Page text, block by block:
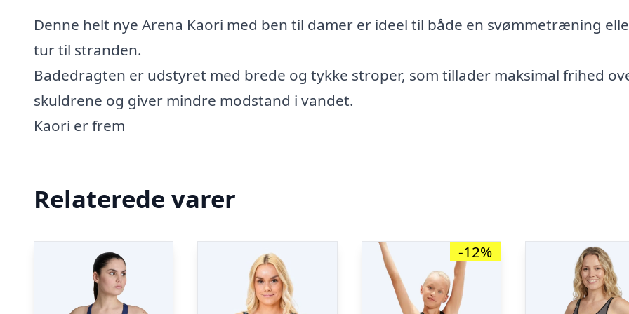
Denne helt nye Arena Kaori med ben til damer er ideel til både en svømmetræning
tur til stranden.
Badedragten er udstyret med brede og tykke stroper, som tillader maksimal frihed
skuldrene og giver mindre modstand i vandet.
Kaori er frem
Relaterede varer
-12%